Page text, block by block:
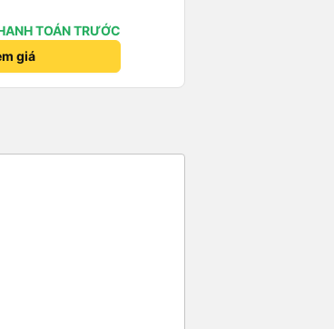
sao ạ.TOÁN TRƯỚC
giá